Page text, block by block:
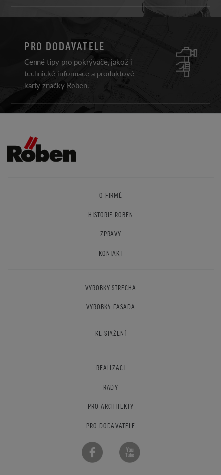
PRO DODAVATELE
Cenné tipy pro pokrývače, jakož i
technické informace a produktové
karty značky Roben.
O FIRMĚ
HISTORIE RÖBEN
ZPRÁVY
KONTAKT
VÝROBKY STŘECHA
VÝROBKY FASÁDA
KE STAŽENÍ
REALIZACÍ
RADY
PRO ARCHITEKTY
PRO DODAVATELE